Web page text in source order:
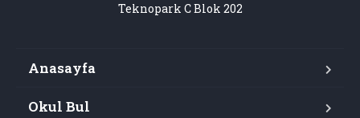
Teknopark C Blok 202
Anasayfa
Okul Bul